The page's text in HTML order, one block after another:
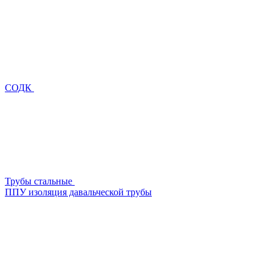
СОДК
Трубы стальные
ППУ изоляция давальческой трубы